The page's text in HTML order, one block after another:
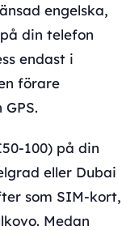
engelska,
din telefon
endast i
förare
100) på din
eller Dubai
som SIM-kort,
Medan